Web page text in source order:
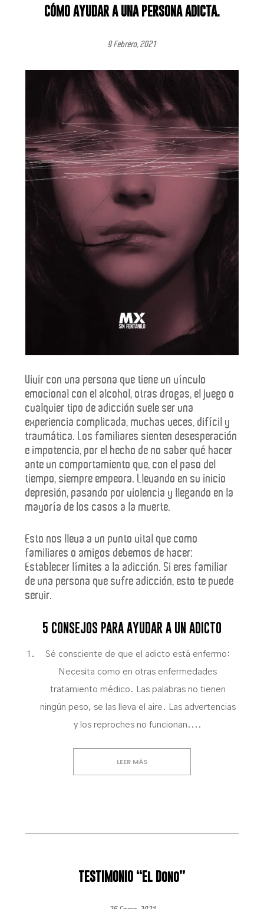
CÓMO AYUDAR A UNA PERSONA ADICTA.
9 Febrero, 2021
Vivir con una persona que tiene un vínculo
emocional con el alcohol, otras drogas, el juego o
cualquier tipo de adicción suele ser una
experiencia complicada, muchas veces, difícil y
traumática. Los familiares sienten desesperación
e impotencia, por el hecho de no saber qué hacer
ante un comportamiento que, con el paso del
tiempo, siempre empeora. Llevando en su inicio
depresión, pasando por violencia y llegando en la
mayoría de los casos a la muerte.
Esto nos lleva a un punto vital que como
familiares o amigos debemos de hacer:
Establecer límites a la adicción. Si eres familiar
de una persona que sufre adicción, esto te puede
servir.
5 CONSEJOS PARA AYUDAR A UN ADICTO
Sé consciente de que el adicto está enfermo:
Necesita como en otras enfermedades
tratamiento médico. Las palabras no tienen
ningún peso, se las lleva el aire. Las advertencias
y los reproches no funcionan....
LEER MÁS
TESTIMONIO “El Dono”